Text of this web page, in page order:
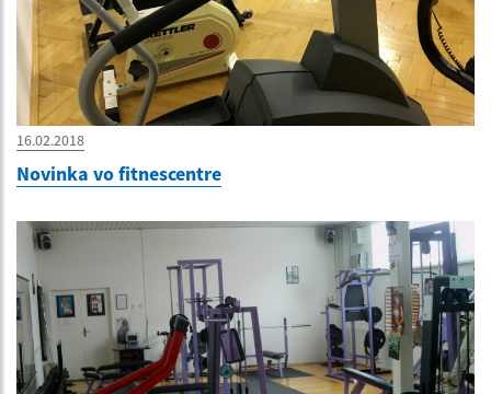
16.02.2018
Novinka vo fitnescentre